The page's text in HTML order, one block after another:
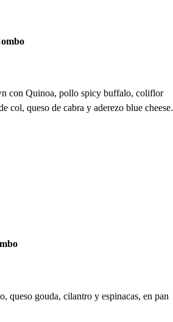
con Quinoa, pollo spicy buffalo, coliflor
col, queso de cabra y aderezo blue cheese.
queso gouda, cilantro y espinacas, en pan